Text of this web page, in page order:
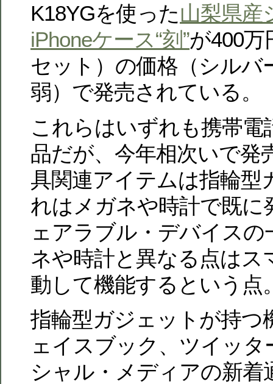
K18YGを使った山梨県産
iPhoneケース“刻”が400万
セット）の価格（シルバ
弱）で発売されている。
これらはいずれも携帯電
品だが、今年相次いで発
具関連アイテムは指輪型
れはメガネや時計で既に
ェアラブル・デバイス
ネや時計と異なる点はス
動して機能するという点
指輪型ガジェットが持つ
ェイスブック、ツイッタ
シャル・メディアの新着